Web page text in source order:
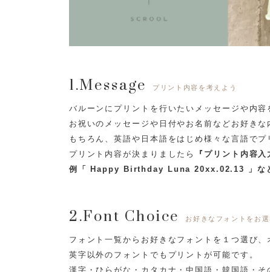
1.Message プリント内容を考えよう
バルーンにプリントを行いたいメッセージや内容
お祝いのメッセージや日付やお名前などお好きな
もちろん、英語や日本語をはじめ様々な言語でプ
プリント内容が決まりましたら
『プリント内容入
例「 Happy Birthday Luna 20xx.02.13 」な
2.Font Choice お好きなフォントをお
フォント一覧からお好きなフォントを１つ選び
英字以外のフォントでもプリントが可能です。